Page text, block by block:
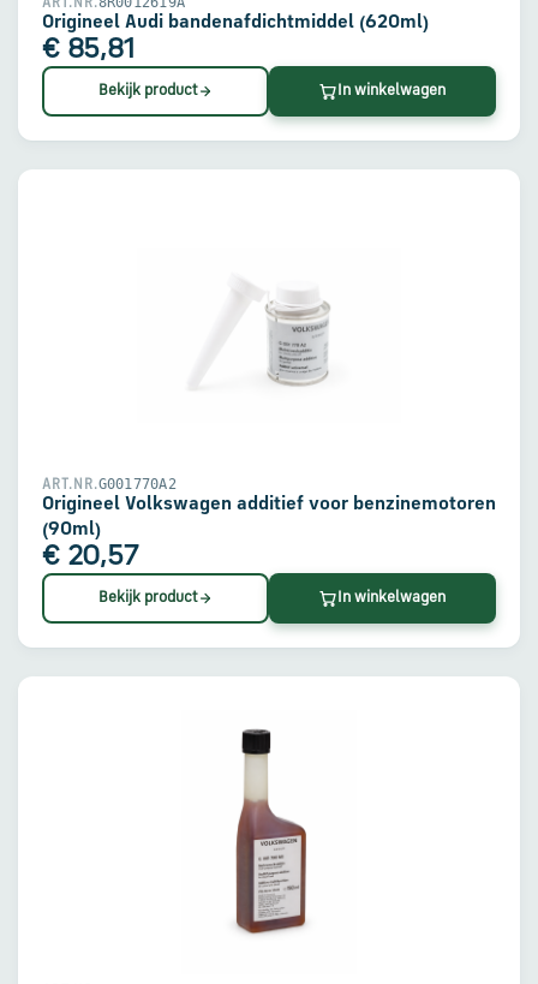
ART.NR.
Origineel Audi bandenafdichtmiddel (620ml)
€ 85,81
Bekijk product In winkelwagen
ART.NR.G001770A2
Origineel Volkswagen additief voor benzinemotoren
(90ml)
€ 20,57
Bekijk product In winkelwagen